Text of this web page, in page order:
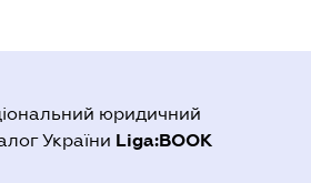
юридичний
України Liga:BOOK